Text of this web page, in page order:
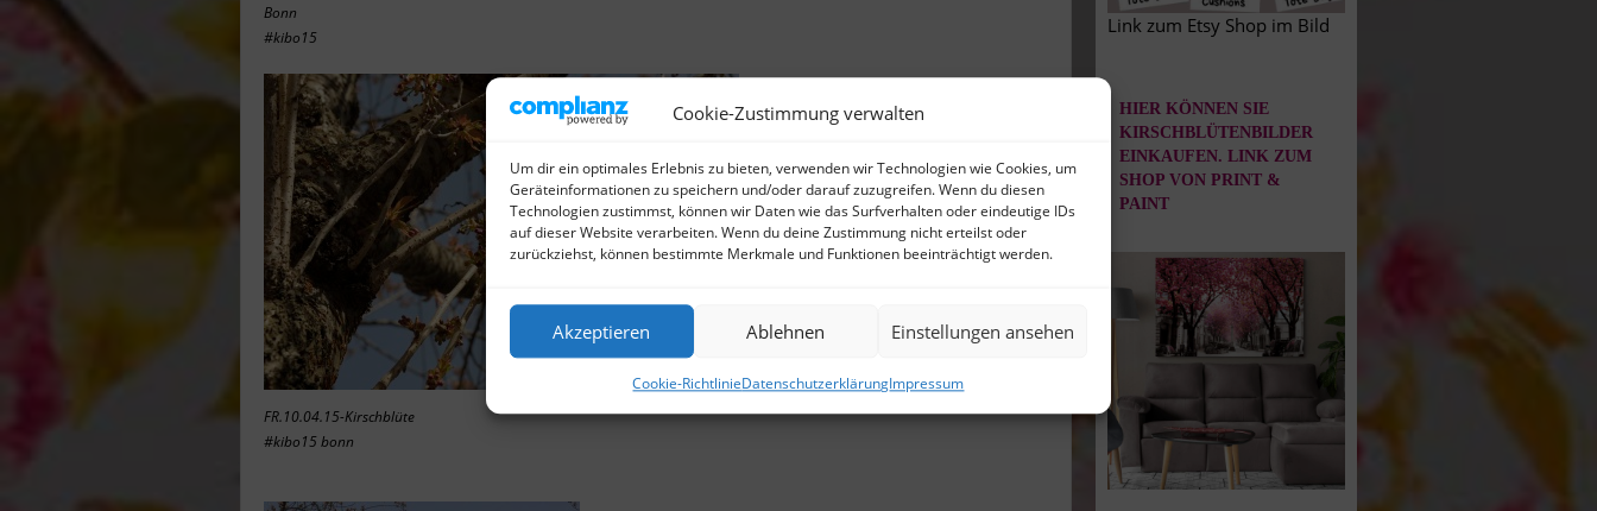
Cookie-Zustimmung verwalten
Um dir ein optimales Erlebnis zu bieten, verwenden wir Technologien wie Cookies, um
Geräteinformationen zu speichern und/oder darauf zuzugreifen. Wenn du diesen
Technologien zustimmst, können wir Daten wie das Surfverhalten oder eindeutige IDs
auf dieser Website verarbeiten. Wenn du deine Zustimmung nicht erteilst oder
zurückziehst, können bestimmte Merkmale und Funktionen beeinträchtigt werden.
Akzeptieren Ablehnen Einstellungen ansehen
Cookie-RichtlinieDatenschutzerklärungImpressum
Bonn
#kibo15
FR.10.04.15-Kirschblüte
#kibo15 bonn
Link zum Etsy Shop im Bild
HIER KÖNNEN SIE
KIRSCHBLÜTENBILDER
EINKAUFEN. LINK ZUM
SHOP VON PRINT &
PAINT